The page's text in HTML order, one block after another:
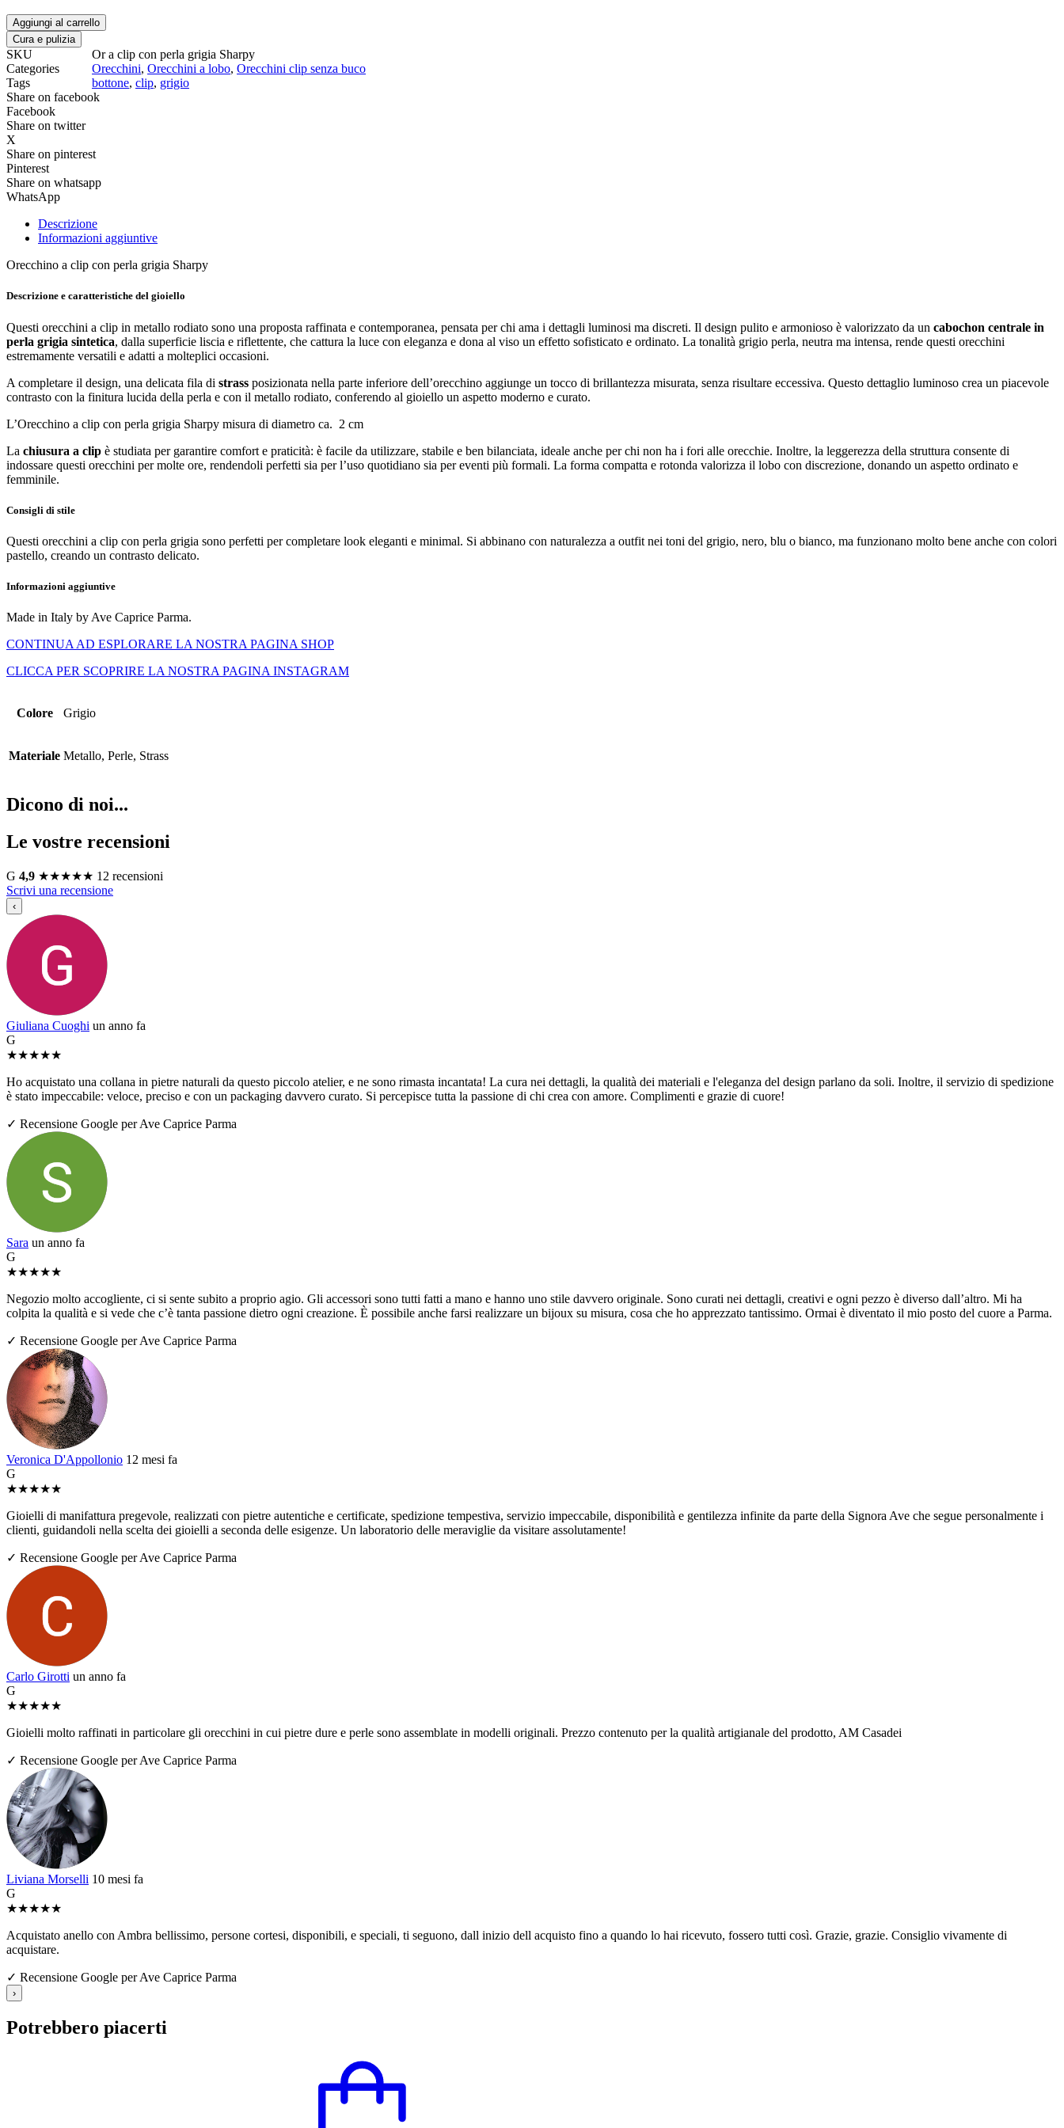
Aggiungi al carrello
Cura e pulizia
SKU
Or a clip con perla grigia Sharpy
Categories
Orecchini, Orecchini a lobo, Orecchini clip senza buco
Tags
bottone, clip, grigio
Share on facebook
Facebook
Share on twitter
X
Share on pinterest
Pinterest
Share on whatsapp
WhatsApp
Descrizione
Informazioni aggiuntive
Orecchino a clip con perla grigia Sharpy
Descrizione e caratteristiche del gioiello
Questi orecchini a clip in metallo rodiato sono una proposta raffinata e contemporanea, pensata per chi ama i dettagli luminosi ma discreti. Il design pulito e armonioso è valorizzato da un cabochon centrale in
perla grigia sintetica, dalla superficie liscia e riflettente, che cattura la luce con eleganza e dona al viso un effetto sofisticato e ordinato. La tonalità grigio perla, neutra ma intensa, rende questi orecchini
estremamente versatili e adatti a molteplici occasioni.
A completare il design, una delicata fila di strass posizionata nella parte inferiore dell’orecchino aggiunge un tocco di brillantezza misurata, senza risultare eccessiva. Questo dettaglio luminoso crea un piacevole
contrasto con la finitura lucida della perla e con il metallo rodiato, conferendo al gioiello un aspetto moderno e curato.
L’Orecchino a clip con perla grigia Sharpy misura di diametro ca. 2 cm
La chiusura a clip è studiata per garantire comfort e praticità: è facile da utilizzare, stabile e ben bilanciata, ideale anche per chi non ha i fori alle orecchie. Inoltre, la leggerezza della struttura consente di
indossare questi orecchini per molte ore, rendendoli perfetti sia per l’uso quotidiano sia per eventi più formali. La forma compatta e rotonda valorizza il lobo con discrezione, donando un aspetto ordinato e
femminile.
Consigli di stile
Questi orecchini a clip con perla grigia sono perfetti per completare look eleganti e minimal. Si abbinano con naturalezza a outfit nei toni del grigio, nero, blu o bianco, ma funzionano molto bene anche con colori
pastello, creando un contrasto delicato.
Informazioni aggiuntive
Made in Italy by Ave Caprice Parma.
CONTINUA AD ESPLORARE LA NOSTRA PAGINA SHOP
CLICCA PER SCOPRIRE LA NOSTRA PAGINA INSTAGRAM
Colore Grigio
Materiale Metallo, Perle, Strass
Dicono di noi...
Le vostre recensioni
G 4,9 ★★★★★ 12 recensioni
Scrivi una recensione
‹
Giuliana Cuoghi un anno fa
G
★★★★★
Ho acquistato una collana in pietre naturali da questo piccolo atelier, e ne sono rimasta incantata! La cura nei dettagli, la qualità dei materiali e l'eleganza del design parlano da soli. Inoltre, il servizio di spedizione
è stato impeccabile: veloce, preciso e con un packaging davvero curato. Si percepisce tutta la passione di chi crea con amore. Complimenti e grazie di cuore!
✓ Recensione Google per Ave Caprice Parma
Sara un anno fa
G
★★★★★
Negozio molto accogliente, ci si sente subito a proprio agio. Gli accessori sono tutti fatti a mano e hanno uno stile davvero originale. Sono curati nei dettagli, creativi e ogni pezzo è diverso dall’altro. Mi ha
colpita la qualità e si vede che c’è tanta passione dietro ogni creazione. È possibile anche farsi realizzare un bijoux su misura, cosa che ho apprezzato tantissimo. Ormai è diventato il mio posto del cuore a Parma.
✓ Recensione Google per Ave Caprice Parma
Veronica D'Appollonio 12 mesi fa
G
★★★★★
Gioielli di manifattura pregevole, realizzati con pietre autentiche e certificate, spedizione tempestiva, servizio impeccabile, disponibilità e gentilezza infinite da parte della Signora Ave che segue personalmente i
clienti, guidandoli nella scelta dei gioielli a seconda delle esigenze. Un laboratorio delle meraviglie da visitare assolutamente!
✓ Recensione Google per Ave Caprice Parma
Carlo Girotti un anno fa
G
★★★★★
Gioielli molto raffinati in particolare gli orecchini in cui pietre dure e perle sono assemblate in modelli originali. Prezzo contenuto per la qualità artigianale del prodotto, AM Casadei
✓ Recensione Google per Ave Caprice Parma
Liviana Morselli 10 mesi fa
G
★★★★★
Acquistato anello con Ambra bellissimo, persone cortesi, disponibili, e speciali, ti seguono, dall inizio dell acquisto fino a quando lo hai ricevuto, fossero tutti così. Grazie, grazie. Consiglio vivamente di
acquistare.
✓ Recensione Google per Ave Caprice Parma
›
Potrebbero piacerti